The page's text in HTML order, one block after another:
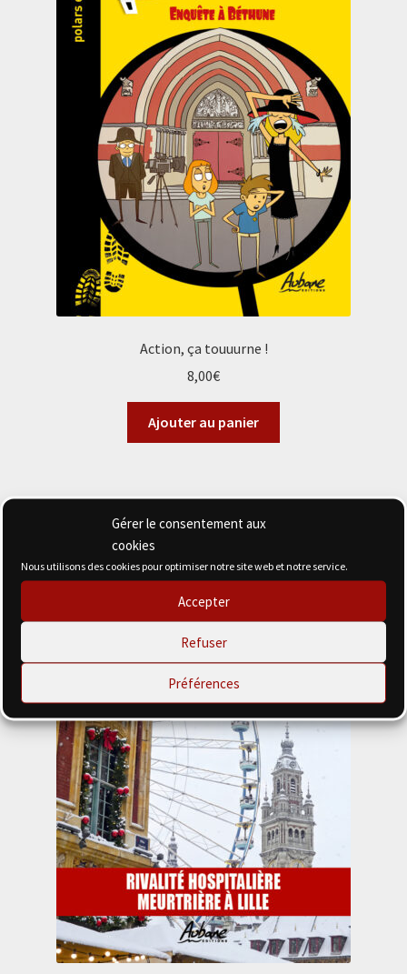
Gérer le consentement aux
cookies
Nous utilisons des cookies pour optimiser notre site web et notre service.
Accepter
Refuser
Préférences
Action, ça touuurne !
8,00€
Ajouter au panier